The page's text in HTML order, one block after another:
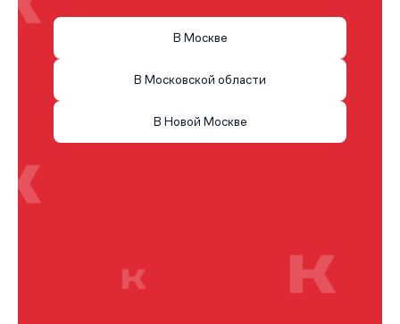
В Москве
В Московской области
В Новой Москве